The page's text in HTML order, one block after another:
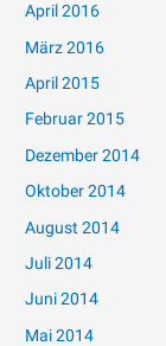
April 2016
März 2016
April 2015
Februar 2015
Dezember 2014
Oktober 2014
August 2014
Juli 2014
Juni 2014
Mai 2014